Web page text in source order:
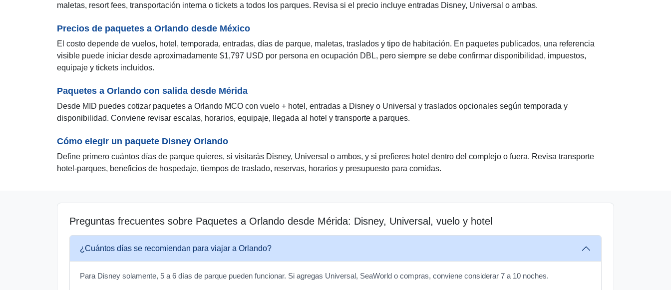
maletas, resort fees, transportación interna o tickets a todos los parques. Revisa si el precio incluye entradas Disney, Universal o ambas.
Precios de paquetes a Orlando desde México
El costo depende de vuelos, hotel, temporada, entradas, días de parque, maletas, traslados y tipo de habitación. En paquetes publicados, una referencia
visible puede iniciar desde aproximadamente $1,797 USD por persona en ocupación DBL, pero siempre se debe confirmar disponibilidad, impuestos,
equipaje y tickets incluidos.
Paquetes a Orlando con salida desde Mérida
Desde MID puedes cotizar paquetes a Orlando MCO con vuelo + hotel, entradas a Disney o Universal y traslados opcionales según temporada y
disponibilidad. Conviene revisar escalas, horarios, equipaje, llegada al hotel y transporte a parques.
Cómo elegir un paquete Disney Orlando
Define primero cuántos días de parque quieres, si visitarás Disney, Universal o ambos, y si prefieres hotel dentro del complejo o fuera. Revisa transporte
hotel-parques, beneficios de hospedaje, tiempos de traslado, reservas, horarios y presupuesto para comidas.
Preguntas frecuentes sobre Paquetes a Orlando desde Mérida: Disney, Universal, vuelo y hotel
¿Cuántos días se recomiendan para viajar a Orlando?
Para Disney solamente, 5 a 6 días de parque pueden funcionar. Si agregas Universal, SeaWorld o compras, conviene considerar 7 a 10 noches.